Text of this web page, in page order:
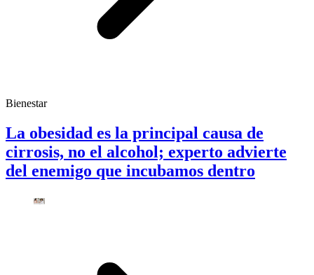
Bienestar
La obesidad es la principal causa de
cirrosis, no el alcohol; experto advierte
del enemigo que incubamos dentro